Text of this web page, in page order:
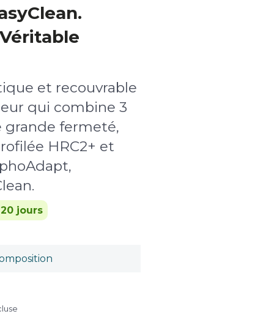
et recouvrable
qui combine 3
grande fermeté,
HRC2+ et
jours